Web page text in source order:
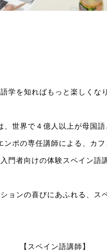
学を知ればもっと楽しくな
、世界で４億人以上が母国語
ポの専任講師による、カフ
門者向けの体験スペイン語
ョンの喜びにあふれる、ス
【スペイン語講師】